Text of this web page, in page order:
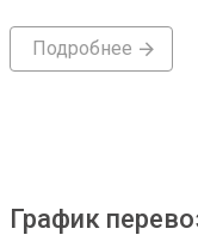
Подробнее
График